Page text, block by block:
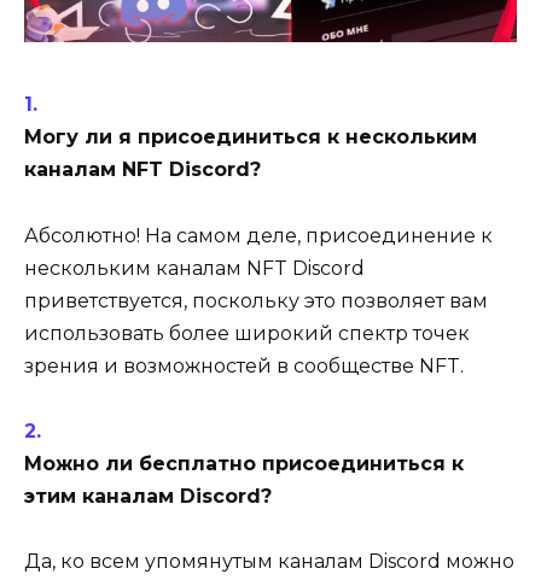
Могу ли я присоединиться к нескольким
каналам NFT Discord?
Абсолютно! На самом деле, присоединение к
нескольким каналам NFT Discord
приветствуется, поскольку это позволяет вам
использовать более широкий спектр точек
зрения и возможностей в сообществе NFT.
Можно ли бесплатно присоединиться к
этим каналам Discord?
Да, ко всем упомянутым каналам Discord можно